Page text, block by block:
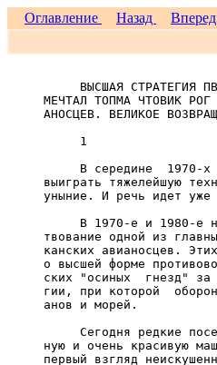
Оглавление Назад Вперед